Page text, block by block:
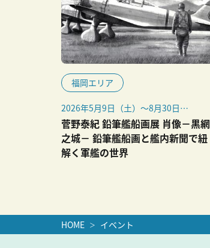
福岡エリア
2026年5月9日（土）～8月30日
（日）
菅野泰紀 鉛筆艦船画展 肖像－黒網
之城－ 鉛筆艦船画と艦内新聞で紐
解く軍艦の世界
HOME イベント